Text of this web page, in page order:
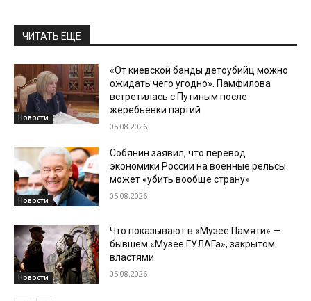
ЧИТАТЬ ЕЩЕ
Новости
«От киевской банды детоубийц можно
ожидать чего угодно». Памфилова
встретилась с Путиным после
жеребьевки партий
05.08.2026
Новости
Собянин заявил, что перевод
экономики России на военные рельсы
может «убить вообще страну»
05.08.2026
Новости
Что показывают в «Музее Памяти» —
бывшем «Музее ГУЛАГа», закрытом
властями
05.08.2026